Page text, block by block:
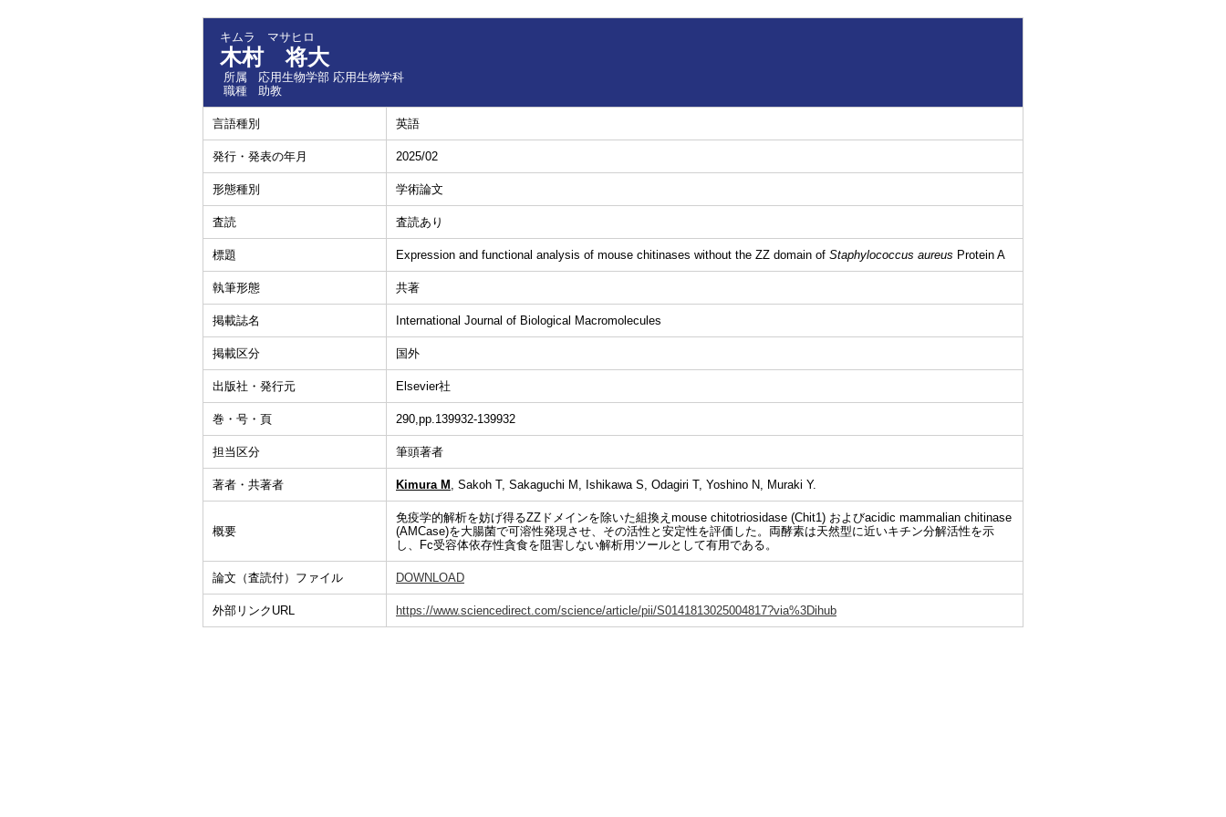
キムラ マサヒロ
木村 将大
所属
応用生物学部 応用生物学科
職種
助教
言語種別 英語
発行・発表の年月 2025/02
形態種別 学術論文
査読 査読あり
標題 Expression and functional analysis of mouse chitinases without the ZZ domain of Staphylococcus aureus Protein A
執筆形態 共著
掲載誌名 International Journal of Biological Macromolecules
掲載区分 国外
出版社・発行元 Elsevier社
巻・号・頁 290,pp.139932-139932
担当区分 筆頭著者
著者・共著者 Kimura M , Sakoh T, Sakaguchi M, Ishikawa S, Odagiri T, Yoshino N, Muraki Y.
概要
免疫学的解析を妨げ得るZZドメインを除いた組換えmouse chitotriosidase (Chit1) およびacidic mammalian chitinase
(AMCase)を大腸菌で可溶性発現させ、その活性と安定性を評価した。両酵素は天然型に近いキチン分解活性を示
し、Fc受容体依存性貪食を阻害しない解析用ツールとして有用である。
論文（査読付）ファイル DOWNLOAD
外部リンクURL https://www.sciencedirect.com/science/article/pii/S0141813025004817?via%3Dihub